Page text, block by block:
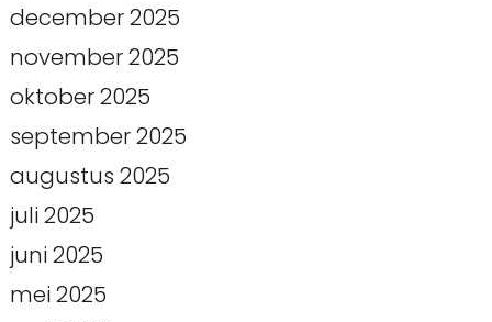
december 2025
november 2025
oktober 2025
september 2025
augustus 2025
juli 2025
juni 2025
mei 2025